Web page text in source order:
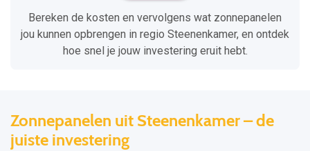
Bereken de kosten en vervolgens wat zonnepanelen
jou kunnen opbrengen in regio Steenenkamer, en ontdek
hoe snel je jouw investering eruit hebt.
Zonnepanelen uit Steenenkamer – de
juiste investering